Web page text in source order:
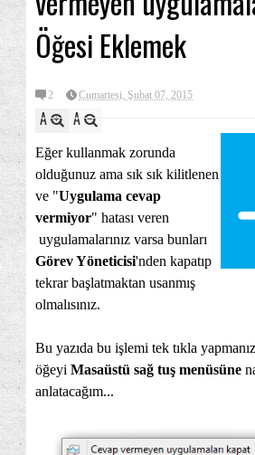
Öğesi Eklemek
2 Cumartesi, Şubat 07, 2015
A A
Eğer kullanmak zorunda
olduğunuz ama sık sık kilitlenen
ve "Uygulama cevap
vermiyor" hatası veren
uygulamalarınız varsa bunları
Görev Yöneticisi'nden kapatıp
tekrar başlatmaktan usanmış
olmalısınız.
Bu yazıda bu işlemi tek tıkla
öğeyi Masaüstü sağ tuş menüsüne
anlatacağım...